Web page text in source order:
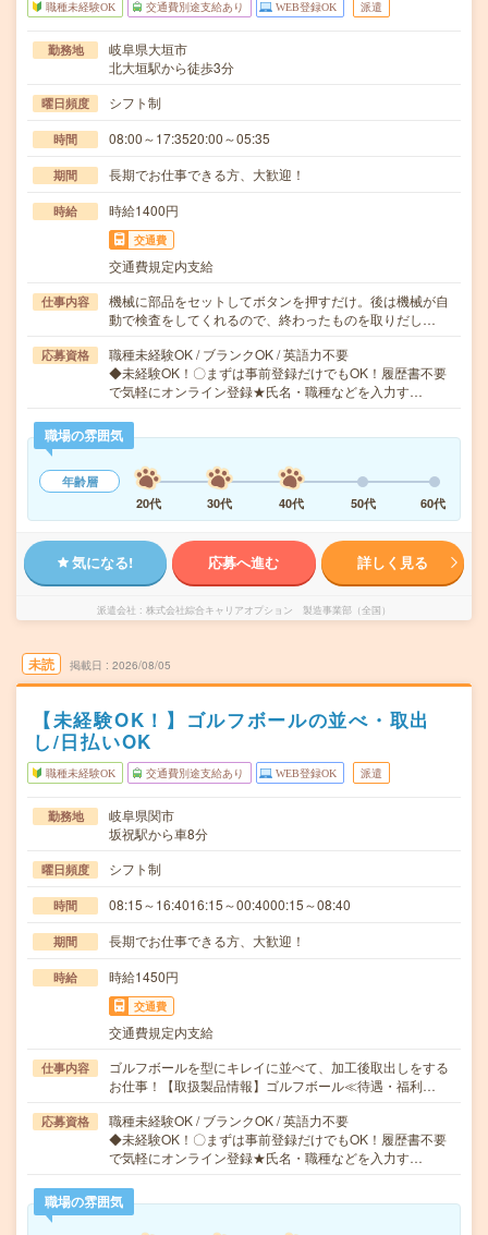
職種未経験OK 交通費別途支給あり WEB登録OK 派遣
勤務地
岐阜県大垣市
北大垣駅から徒歩3分
曜日頻度 シフト制
時間 08:00～17:3520:00～05:35
期間 長期でお仕事できる方、大歓迎！
時給 時給1400円
交通費
交通費規定内支給
仕事内容
機械に部品をセットしてボタンを押すだけ。後は機械が自
動で検査をしてくれるので、終わったものを取りだし…
応募資格
職種未経験OK / ブランクOK / 英語力不要
◆未経験OK！〇まずは事前登録だけでもOK！履歴書不要
で気軽にオンライン登録★氏名・職種などを入力す…
職場の雰囲気
年齢層
20代
30代 40代 50代 60代
気になる! 応募へ進む 詳しく見る
派遣会社 株式会社綜合キャリアオプション 製造事業部（全国）
未読 掲載日 2026/08/05
【未経験OK！】ゴルフボールの並べ・取出
し/日払いOK
職種未経験OK 交通費別途支給あり WEB登録OK 派遣
勤務地
岐阜県関市
坂祝駅から車8分
曜日頻度 シフト制
時間 08:15～16:4016:15～00:4000:15～08:40
期間 長期でお仕事できる方、大歓迎！
時給 時給1450円
交通費
交通費規定内支給
仕事内容
ゴルフボールを型にキレイに並べて、加工後取出しをする
お仕事！【取扱製品情報】ゴルフボール≪待遇・福利…
応募資格
職種未経験OK / ブランクOK / 英語力不要
◆未経験OK！〇まずは事前登録だけでもOK！履歴書不要
で気軽にオンライン登録★氏名・職種などを入力す…
職場の雰囲気